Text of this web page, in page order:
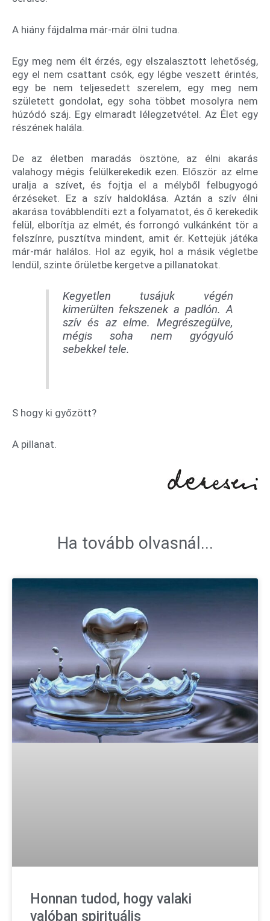
A hiány fájdalma már-már ölni tudna.
Egy meg nem élt érzés, egy elszalasztott lehetőség,
egy el nem csattant csók, egy légbe veszett érintés,
egy be nem teljesedett szerelem, egy meg nem
született gondolat, egy soha többet mosolyra nem
húzódó száj. Egy elmaradt lélegzetvétel. Az Élet egy
részének halála.
De az életben maradás ösztöne, az élni akarás
valahogy mégis felülkerekedik ezen. Először az elme
uralja a szívet, és fojtja el a mélyből felbugyogó
érzéseket. Ez a szív haldoklása. Aztán a szív élni
akarása továbblendíti ezt a folyamatot, és ő kerekedik
felül, elborítja az elmét, és forrongó vulkánként tör a
felszínre, pusztítva mindent, amit ér. Kettejük játéka
már-már halálos. Hol az egyik, hol a másik végletbe
lendül, szinte őrületbe kergetve a pillanatokat.
Kegyetlen tusájuk végén
kimerülten fekszenek a padlón. A
szív és az elme. Megrészegülve,
mégis soha nem gyógyuló
sebekkel tele.
S hogy ki győzött?
A pillanat.
Ha tovább olvasnál...
Honnan tudod, hogy valaki
valóban spirituális